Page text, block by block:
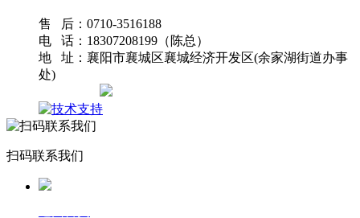
售 后：0710-3516188
电 话：18307208199（陈总）
地 址：襄阳市襄城区襄城经济开发区(余家湖街道办事
处)
扫码联系我们